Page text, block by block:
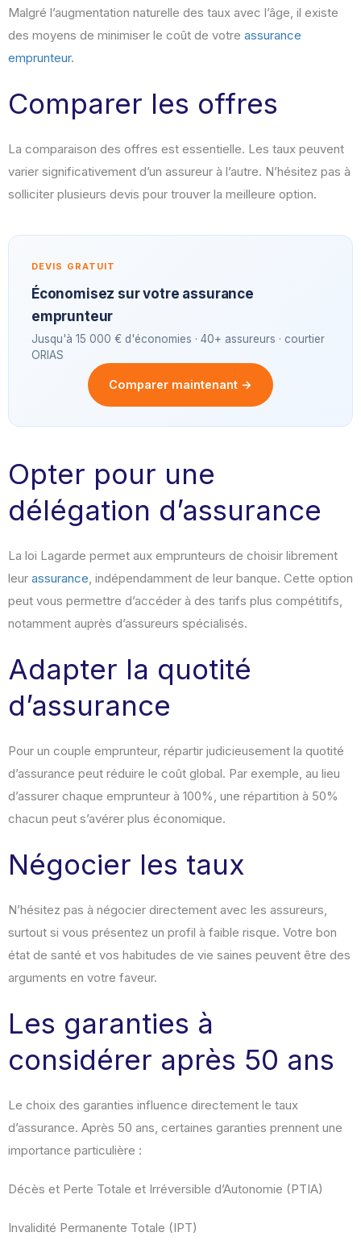
Malgré l’augmentation naturelle des taux avec l’âge, il existe
des moyens de minimiser le coût de votre assurance
emprunteur.
Comparer les offres
La comparaison des offres est essentielle. Les taux peuvent
varier significativement d’un assureur à l’autre. N’hésitez pas à
solliciter plusieurs devis pour trouver la meilleure option.
DEVIS GRATUIT
Économisez sur votre assurance
emprunteur
Jusqu'à 15 000 € d'économies · 40+ assureurs · courtier
ORIAS
Comparer maintenant →
Opter pour une
délégation d’assurance
La loi Lagarde permet aux emprunteurs de choisir librement
leur assurance, indépendamment de leur banque. Cette option
peut vous permettre d’accéder à des tarifs plus compétitifs,
notamment auprès d’assureurs spécialisés.
Adapter la quotité
d’assurance
Pour un couple emprunteur, répartir judicieusement la quotité
d’assurance peut réduire le coût global. Par exemple, au lieu
d’assurer chaque emprunteur à 100%, une répartition à 50%
chacun peut s’avérer plus économique.
Négocier les taux
N’hésitez pas à négocier directement avec les assureurs,
surtout si vous présentez un profil à faible risque. Votre bon
état de santé et vos habitudes de vie saines peuvent être des
arguments en votre faveur.
Les garanties à
considérer après 50 ans
Le choix des garanties influence directement le taux
d’assurance. Après 50 ans, certaines garanties prennent une
importance particulière :
Décès et Perte Totale et Irréversible d’Autonomie (PTIA)
Invalidité Permanente Totale (IPT)